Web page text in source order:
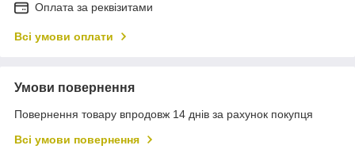
Оплата за реквізитами
Всі умови оплати
Умови повернення
Повернення товару впродовж 14 днів за рахунок покупця
Всі умови повернення